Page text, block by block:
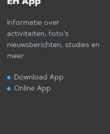
Informatie over
activiteiten, foto's
nieuwsberichten, studies en
meer.
Download App
Online App